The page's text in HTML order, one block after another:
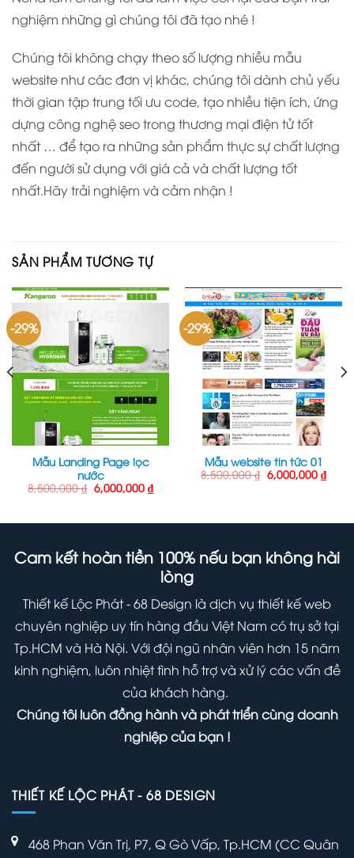
nghiệm những gì chúng tôi đã tạo nhé !
Chúng tôi không chạy theo số lượng nhiều mẫu
website như các đơn vị khác, chúng tôi dành chủ yếu
thời gian tập trung tối ưu code, tạo nhiều tiện ích, ứng
dựng công nghệ seo trong thương mại điện tử tốt
nhất … để tạo ra những sản phẩm thực sự chất lượng
đến người sử dụng với giá cả và chất lượng tốt
nhất.Hãy trải nghiệm và cảm nhận !
SẢN PHẨM TƯƠNG TỰ
-29%
Mẫu Landing Page lọc
nước
8,500,000₫ Giá
gốc
6,000,000 ₫Giá
hiện
6,000,000 ₫.
-29%
Mẫu website tin tức 01
8,500,000₫ Giá
gốc
6,000,000 ₫Giá
hiện
Cam kết hoàn tiền 100% nếu bạn không hài
lòng
Thiết kế Lộc Phát - 68 Design là dịch vụ thiết kế web
chuyên nghiệp uy tín hàng đầu Việt Nam có trụ sở tại
Tp.HCM và Hà Nội. Với đội ngũ nhân viên hơn 15 năm
kinh nghiệm, luôn nhiệt tình hỗ trợ và xử lý các vấn đề
của khách hàng.
Chúng tôi luôn đồng hành và phát triển cùng doanh
nghiệp của bạn !
THIẾT KẾ LỘC PHÁT - 68 DESIGN
468 Phan Văn Trị, P7, Q Gò Vấp, Tp.HCM (CC Quân